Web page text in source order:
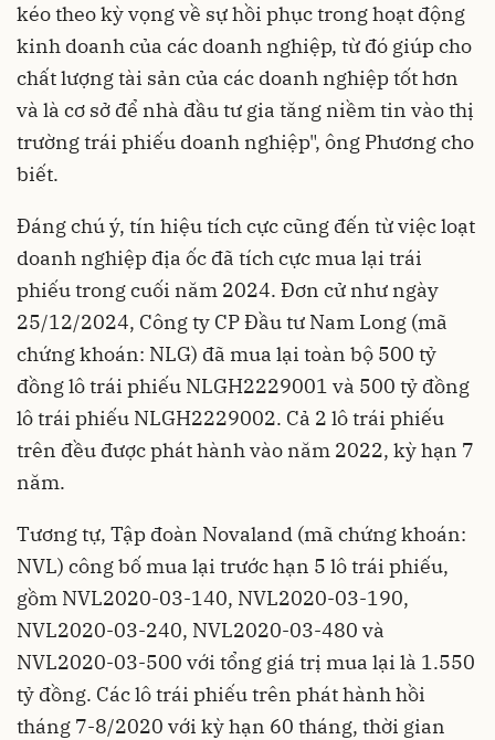
kéo theo kỳ vọng về sự hồi phục trong hoạt động
kinh doanh của các doanh nghiệp, từ đó giúp cho
chất lượng tài sản của các doanh nghiệp tốt hơn
và là cơ sở để nhà đầu tư gia tăng niềm tin vào thị
trường trái phiếu doanh nghiệp", ông Phương cho
biết.
Đáng chú ý, tín hiệu tích cực cũng đến từ việc loạt
doanh nghiệp địa ốc đã tích cực mua lại trái
phiếu trong cuối năm 2024. Đơn cử như ngày
25/12/2024, Công ty CP Đầu tư Nam Long (mã
chứng khoán: NLG) đã mua lại toàn bộ 500 tỷ
đồng lô trái phiếu NLGH2229001 và 500 tỷ đồng
lô trái phiếu NLGH2229002. Cả 2 lô trái phiếu
trên đều được phát hành vào năm 2022, kỳ hạn 7
năm.
Tương tự, Tập đoàn Novaland (mã chứng khoán:
NVL) công bố mua lại trước hạn 5 lô trái phiếu,
gồm NVL2020-03-140, NVL2020-03-190,
NVL2020-03-240, NVL2020-03-480 và
NVL2020-03-500 với tổng giá trị mua lại là 1.550
tỷ đồng. Các lô trái phiếu trên phát hành hồi
tháng 7-8/2020 với kỳ hạn 60 tháng, thời gian